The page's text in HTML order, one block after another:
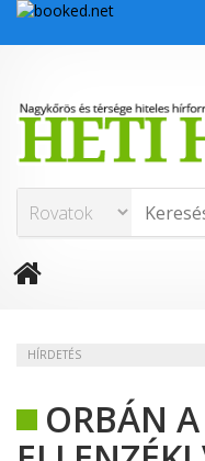
HÍRDETÉS
ORBÁN